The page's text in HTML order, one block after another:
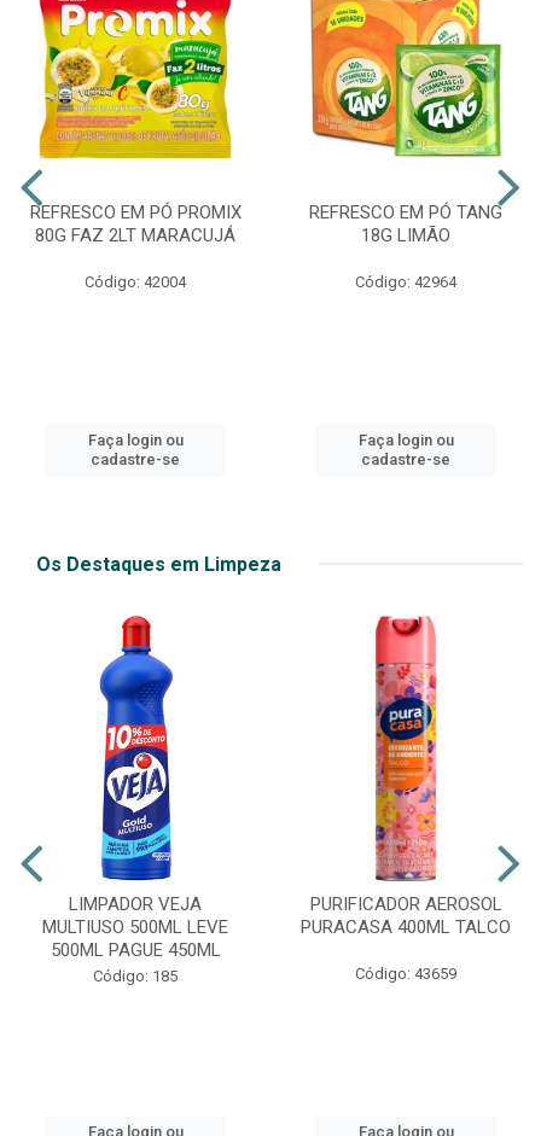
REFRESCO EM PÓ PROMIX
80G FAZ 2LT MARACUJÁ
Código: 42004
Faça login ou
cadastre-se
REFRESCO EM PÓ TANG
18G LIMÃO
Código: 42964
Faça login ou
cadastre-se
Os Destaques em Limpeza
LIMPADOR VEJA
MULTIUSO 500ML LEVE
500ML PAGUE 450ML
Código: 185
Faça login ou
PURIFICADOR AEROSOL
PURACASA 400ML TALCO
Código: 43659
Faça login ou